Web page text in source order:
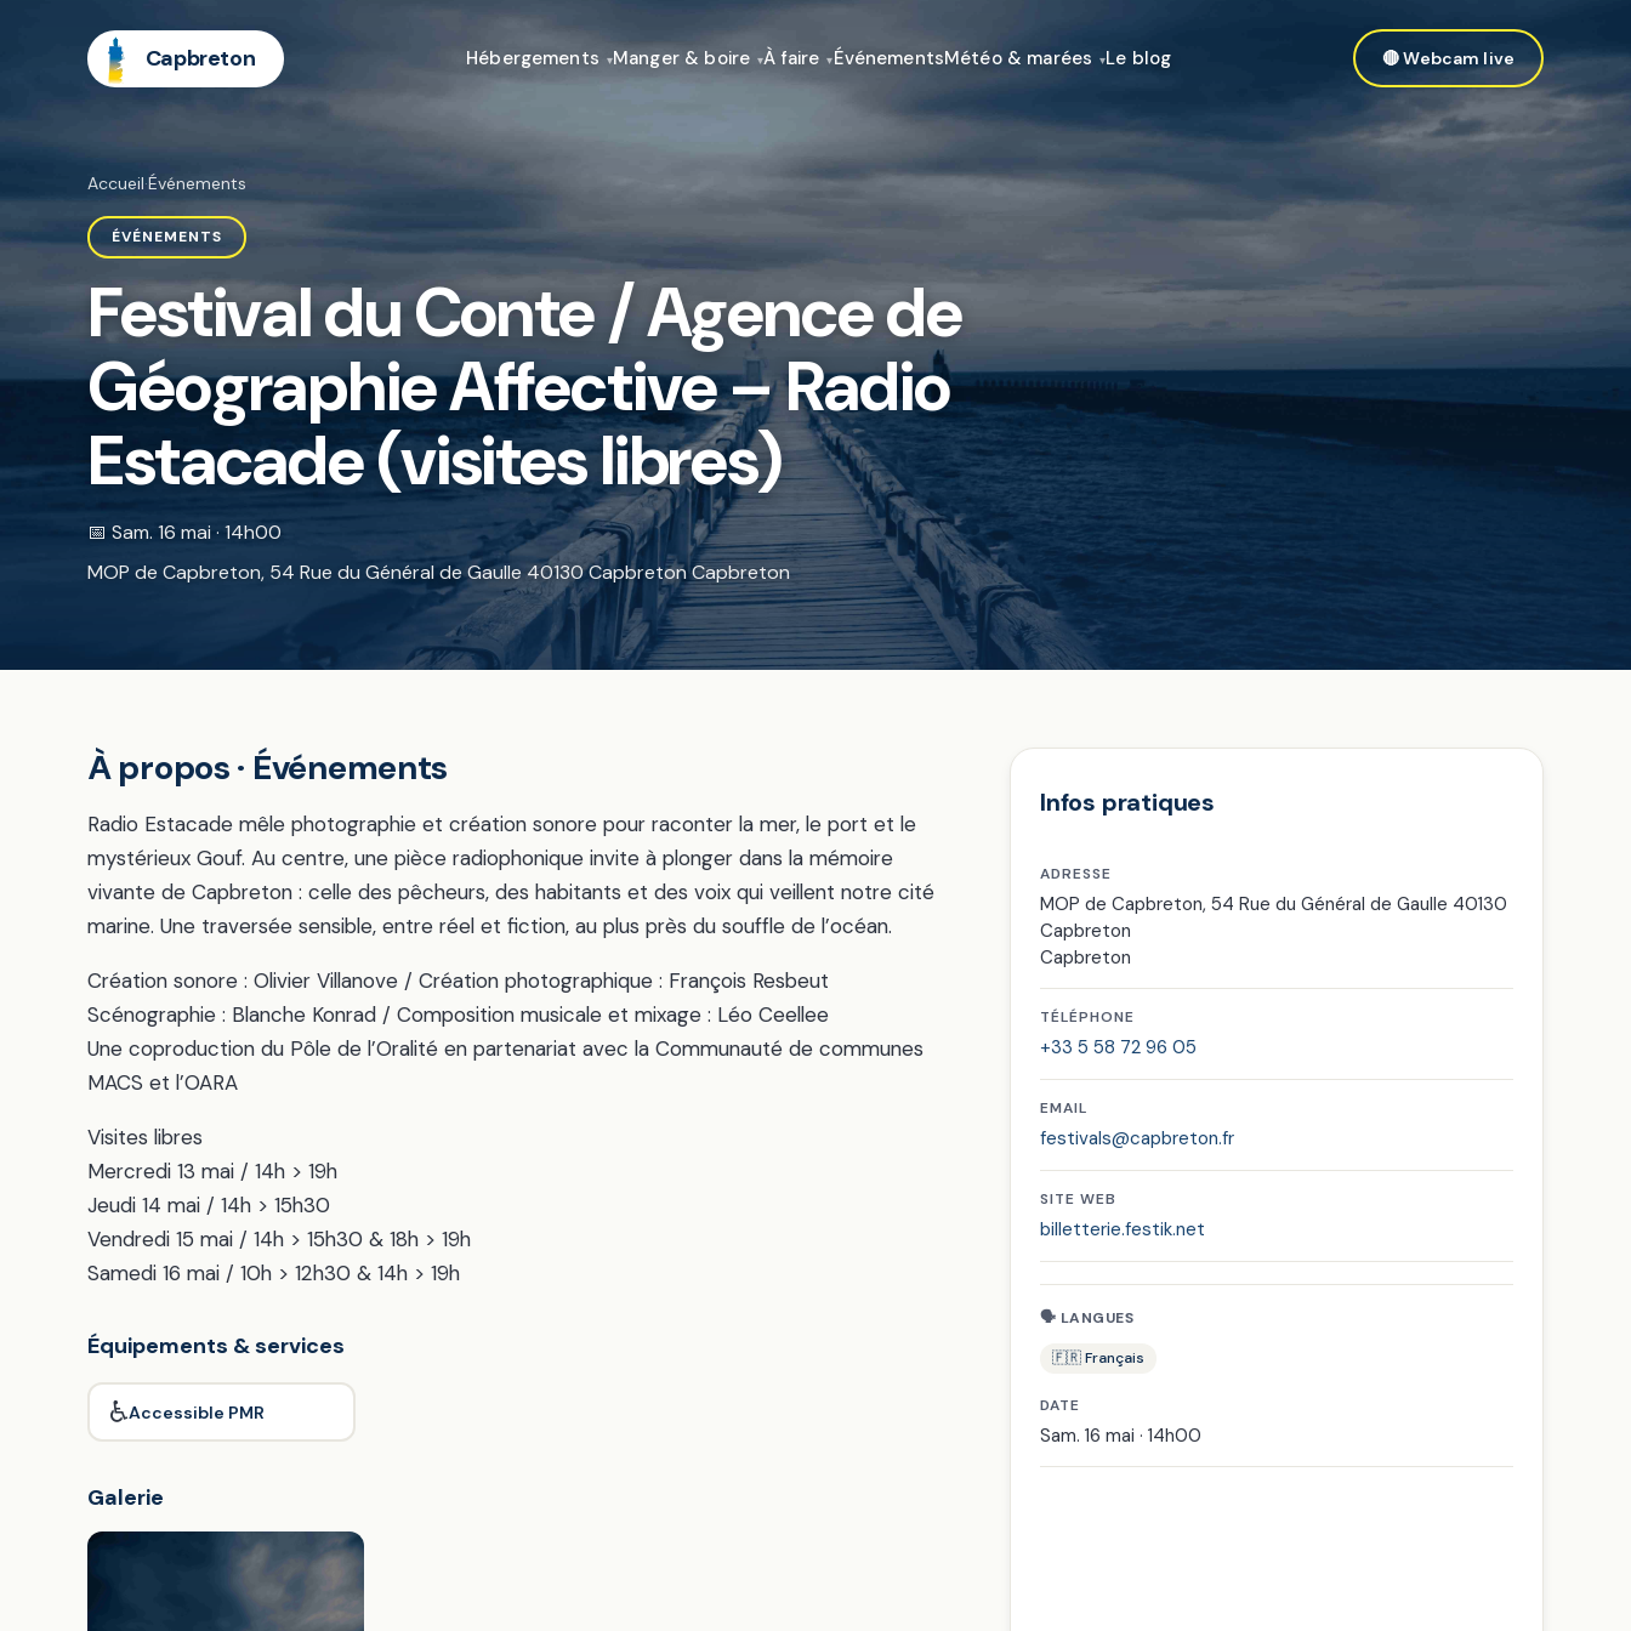
Capbreton Hébergements Manger & boire À faire ÉvénementsMétéo & marées Le blog 🔴 Webcam live
Accueil·Événements
ÉVÉNEMENTS
Festival du Conte / Agence de
Géographie Affective – Radio
Estacade (visites libres)
📅 Sam. 16 mai · 14h00
MOP de Capbreton, 54 Rue du Général de Gaulle 40130 Capbreton Capbreton
À propos · Événements
Radio Estacade mêle photographie et création sonore pour raconter la mer, le port et le
mystérieux Gouf. Au centre, une pièce radiophonique invite à plonger dans la mémoire
vivante de Capbreton : celle des pêcheurs, des habitants et des voix qui veillent notre cité
marine. Une traversée sensible, entre réel et fiction, au plus près du souffle de l’océan.
Création sonore : Olivier Villanove / Création photographique : François Resbeut
Scénographie : Blanche Konrad / Composition musicale et mixage : Léo Ceellee
Une coproduction du Pôle de l’Oralité en partenariat avec la Communauté de communes
MACS et l’OARA
Visites libres
Mercredi 13 mai / 14h > 19h
Jeudi 14 mai / 14h > 15h30
Vendredi 15 mai / 14h > 15h30 & 18h > 19h
Samedi 16 mai / 10h > 12h30 & 14h > 19h
Équipements & services
♿Accessible PMR
Galerie
Infos pratiques
ADRESSE
MOP de Capbreton, 54 Rue du Général de Gaulle 40130
Capbreton
Capbreton
TÉLÉPHONE
+33 5 58 72 96 05
EMAIL
festivals@capbreton.fr
SITE WEB
billetterie.festik.net
🗣 LANGUES
🇫🇷 Français
DATE
Sam. 16 mai · 14h00